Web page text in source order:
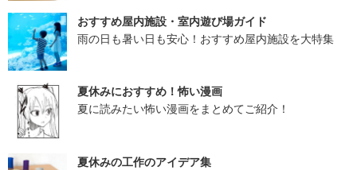
おすすめ屋内施設・室内遊び場ガイド
雨の日も暑い日も安心！おすすめ屋内施設を大特集
夏休みにおすすめ！怖い漫画
夏に読みたい怖い漫画をまとめてご紹介！
夏休みの工作のアイデア集